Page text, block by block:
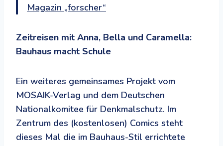
Magazin „forscher“
Zeitreisen mit Anna, Bella und Caramella:
Bauhaus macht Schule
Ein weiteres gemeinsames Projekt vom
MOSAIK-Verlag und dem Deutschen
Nationalkomitee für Denkmalschutz. Im
Zentrum des (kostenlosen) Comics steht
dieses Mal die im Bauhaus-Stil errichtete